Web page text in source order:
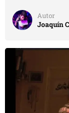
Autor
Joaquín